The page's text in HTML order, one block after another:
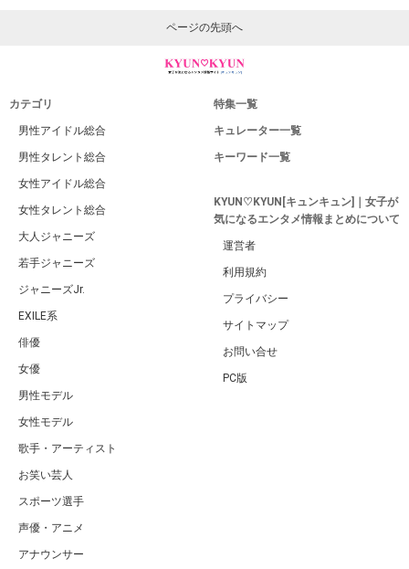
ページの先頭へ
カテゴリ
男性アイドル総合
男性タレント総合
女性アイドル総合
女性タレント総合
大人ジャニーズ
若手ジャニーズ
ジャニーズJr.
EXILE系
俳優
女優
男性モデル
女性モデル
歌手・アーティスト
お笑い芸人
スポーツ選手
声優・アニメ
アナウンサー
特集一覧
キュレーター一覧
キーワード一覧
KYUN♡KYUN[キュンキュン]｜女子が
気になるエンタメ情報まとめについて
運営者
利用規約
プライバシー
サイトマップ
お問い合せ
PC版